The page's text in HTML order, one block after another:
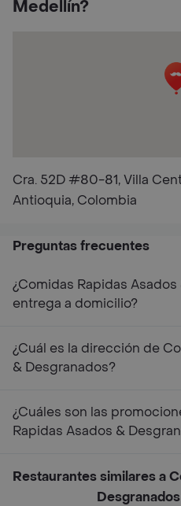
Medellín?
Cra. 52D #80-81, Villa
Antioquia, Colombia
Preguntas frecuentes
¿Comidas Rapidas
entrega a domicilio?
¿Cuál es la dirección de
& Desgranados?
¿Cuáles son las
Rapidas Asados &
Restaurantes similares a